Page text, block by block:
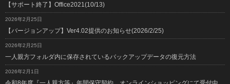
【サポート終了】Office2021(10/13)
2026年2月25日
【バージョンアップ】Ver4.02提供のお知らせ(2026/2/25)
2026年2月25日
一人親方フォルダ内に保存されているバックアップデータの復元方法
2026年2月1日